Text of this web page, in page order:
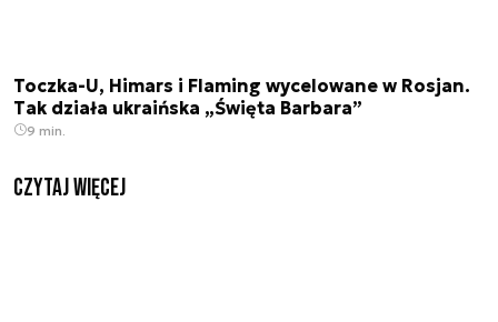
Toczka-U, Himars i Flaming wycelowane w Rosjan.
Tak działa ukraińska „Święta Barbara”
9 min.
czytaj więcej